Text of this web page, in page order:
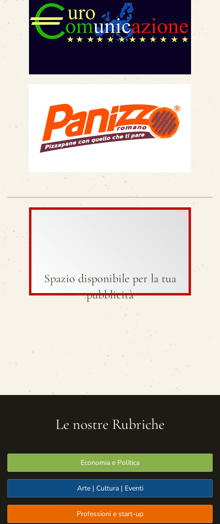
Spazio disponibile per la tua
pubblicità
Le nostre Rubriche
Economia e Politica
Arte | Cultura | Eventi
Professioni e start-up